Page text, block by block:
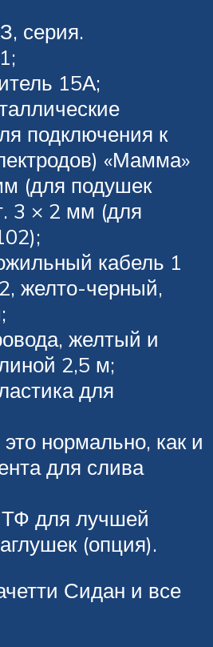
серия.
15А;
подключения к
«Мамма»
(для подушек
3 × 2 мм (для
кабель 1
желто-черный,
желтый и
2,5 м;
для
нормально, как и
для слива
для лучшей
(опция).
Сидан и все